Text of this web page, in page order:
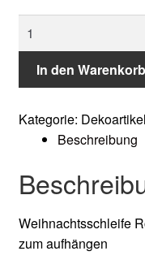
Rot/Gold
55cm
lang,
Verschluss
Menge
In den Warenkorb
Kategorie: Dekoartikel
Beschreibung
Weihnachtsschleife
zum aufhängen